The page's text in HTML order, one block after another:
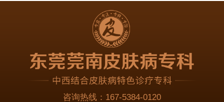
咨询热线： 167-5384-0120